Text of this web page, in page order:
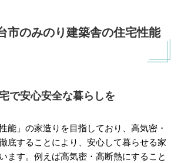
市のみのり建築舎の住宅性能
で安心安全な暮らしを
能」の家造りを目指しており、高気密・
底することにより、安心して暮らせる家
ます。例えば高気密・高断熱にすること